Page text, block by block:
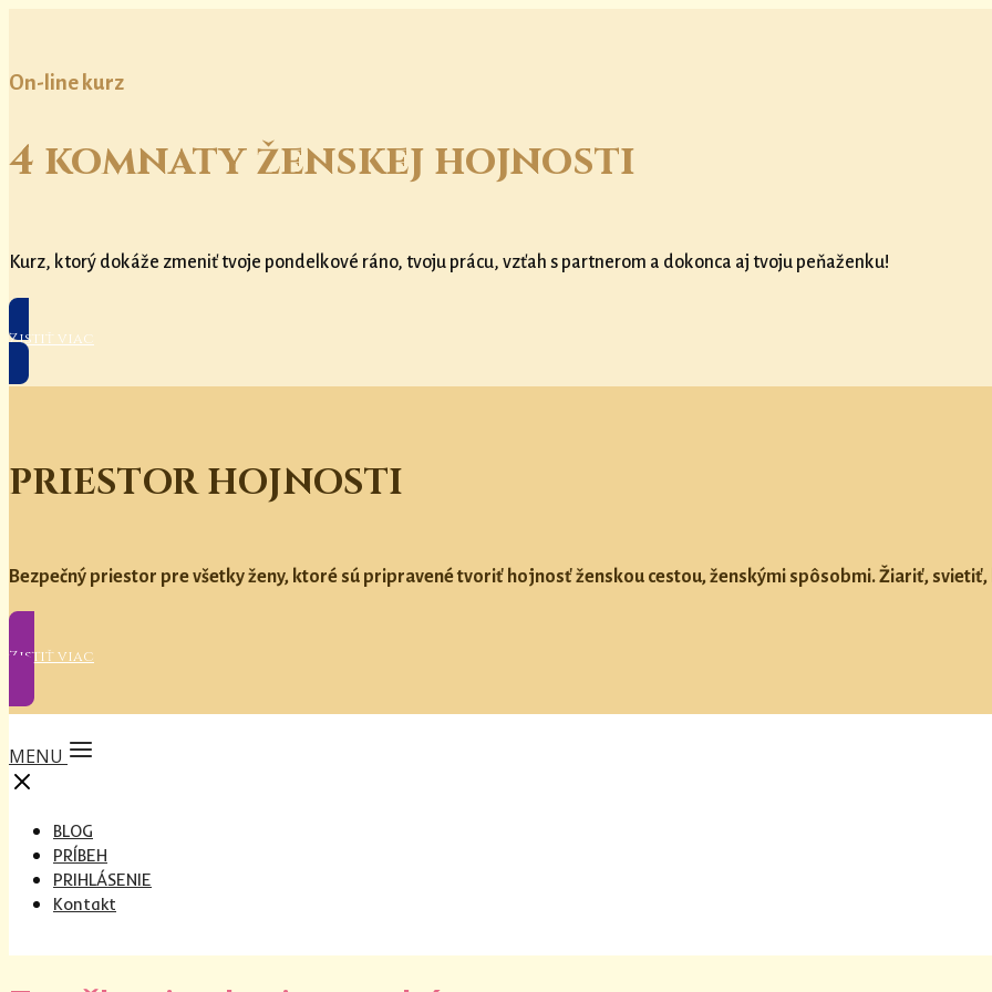
On-line kurz
4 komnaty ženskej hojnosti
Kurz, ktorý dokáže zmeniť tvoje pondelkové ráno, tvoju prácu, vzťah s partnerom a dokonca aj tvoju peňaženku!
Zistiť viac
PRIESTOR HOJNOSTI
Bezpečný priestor pre všetky ženy, ktoré sú pripravené tvoriť hojnosť ženskou cestou, ženskými spôsobmi. Žiariť,
Zistiť viac
MENU
BLOG
PRÍBEH
PRIHLÁSENIE
Kontakt